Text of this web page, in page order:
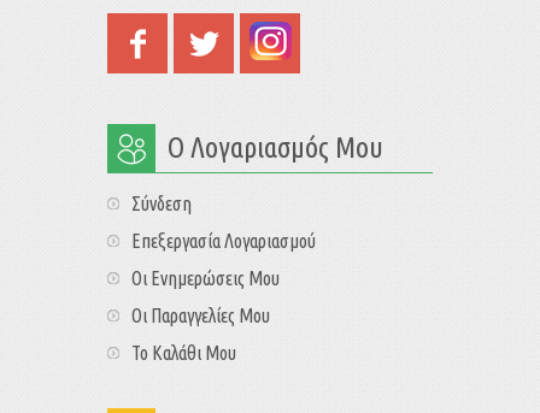
Ο Λογαριασμός Μου
Σύνδεση
Επεξεργασία Λογαριασμού
Οι Ενημερώσεις Μου
Οι Παραγγελίες Μου
Το Καλάθι Μου